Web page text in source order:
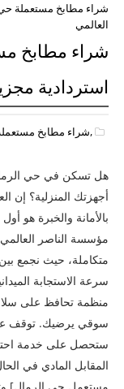
شراء مطابخ مستعملة
العالمي
شراء مطابخ
استردادية
,شراء مطابخ
هل تسكن في حي
أجهزتك المنزلية؟ إن
بالأمانة والخبرة
مؤسسة الناصر
متكاملة، حيث نجمع
سرعة الاستجابة
منظمة تحافظ على
سوقي يرضيك. توقف عن
ستحصل على خدمة
المقابل المادي في